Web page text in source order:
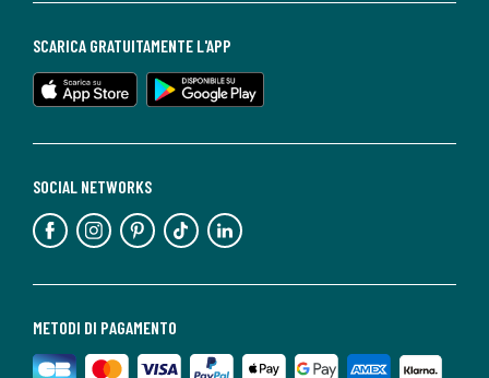
METODI DI PAGAMENTO
SOCIAL NETWORKS
SCARICA GRATUITAMENTE L'APP